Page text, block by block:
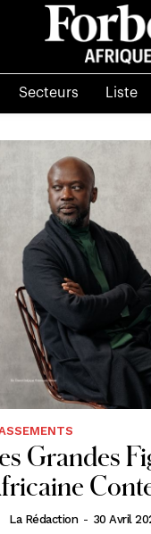
Secteurs Liste
Grandes
La Rédaction - 30 Avril